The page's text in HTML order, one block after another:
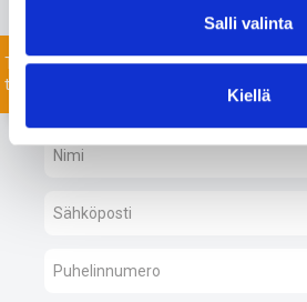
Salli valinta
Kiellä
toimitusverkostomme ansiosta.
Jätä yhteydenottopyyntö helposti
Tiedustele
tuotteista